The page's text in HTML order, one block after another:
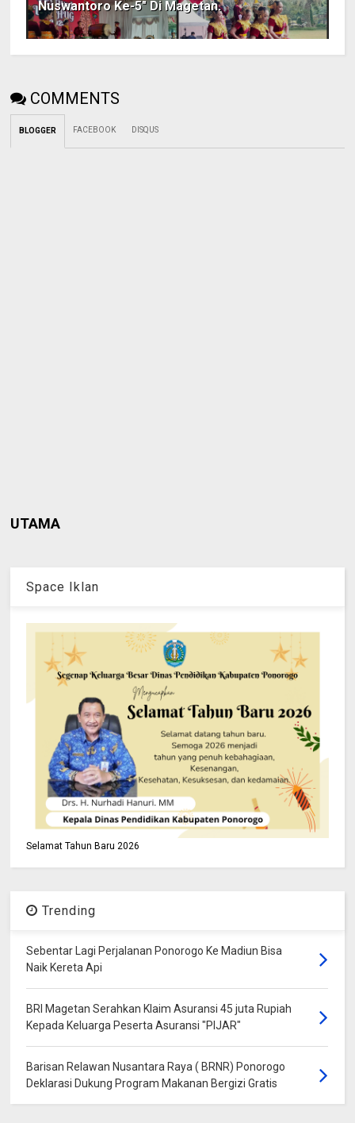
Nuswantoro Ke-5" Di Magetan.
COMMENTS
BLOGGER FACEBOOK DISQUS
UTAMA
Space Iklan
Selamat Tahun Baru 2026
Trending
Sebentar Lagi Perjalanan Ponorogo Ke Madiun Bisa
Naik Kereta Api
BRI Magetan Serahkan Klaim Asuransi 45 juta Rupiah
Kepada Keluarga Peserta Asuransi "PIJAR"
Barisan Relawan Nusantara Raya ( BRNR) Ponorogo
Deklarasi Dukung Program Makanan Bergizi Gratis